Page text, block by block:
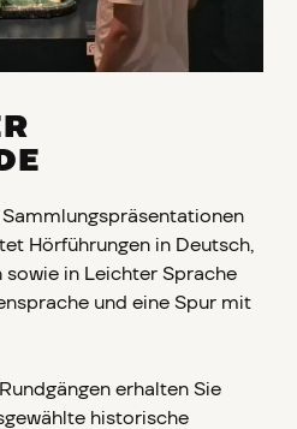
Hörführungen in Deutsch,
sowie in Leichter Sprache
und eine Spur mit
erhalten Sie
historische